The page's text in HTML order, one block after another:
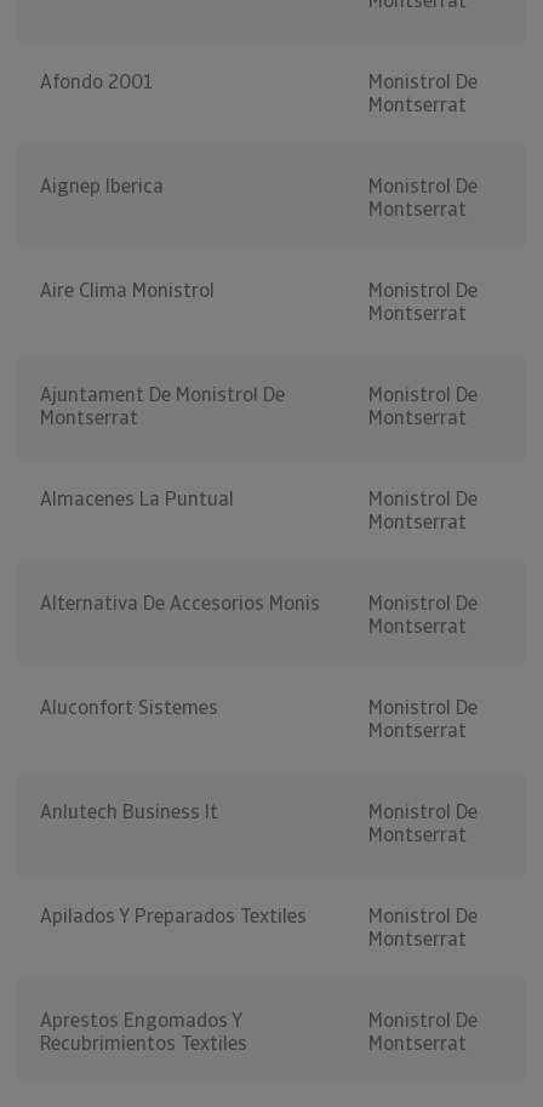
Afondo 2001
Monistrol De
Montserrat
Aignep Iberica
Monistrol De
Montserrat
Aire Clima Monistrol
Monistrol De
Montserrat
Ajuntament De Monistrol De
Montserrat
Monistrol De
Montserrat
Almacenes La Puntual
Monistrol De
Montserrat
Alternativa De Accesorios Monis
Monistrol De
Montserrat
Aluconfort Sistemes
Monistrol De
Montserrat
Anlutech Business It
Monistrol De
Montserrat
Apilados Y Preparados Textiles
Monistrol De
Montserrat
Aprestos Engomados Y
Recubrimientos Textiles
Monistrol De
Montserrat